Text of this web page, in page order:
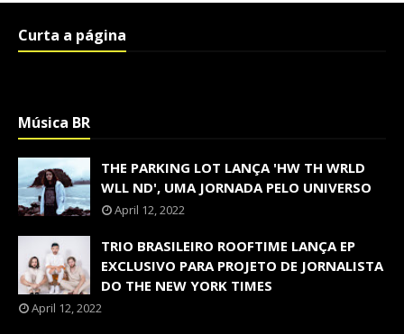
Curta a página
Música BR
THE PARKING LOT LANÇA 'HW TH WRLD
WLL ND', UMA JORNADA PELO UNIVERSO
April 12, 2022
TRIO BRASILEIRO ROOFTIME LANÇA EP
EXCLUSIVO PARA PROJETO DE JORNALISTA
DO THE NEW YORK TIMES
April 12, 2022